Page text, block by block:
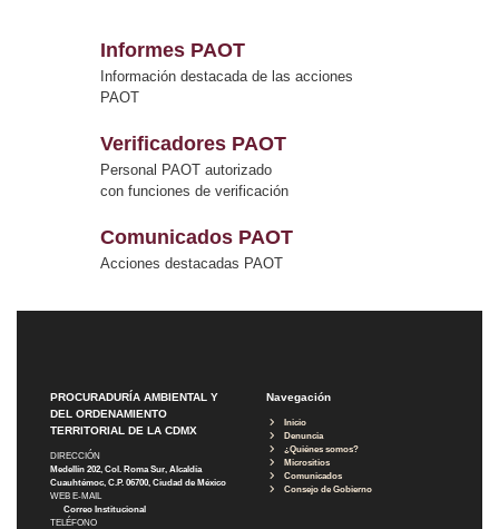
Informes PAOT
Información destacada de las acciones
PAOT
Verificadores PAOT
Personal PAOT autorizado
con funciones de verificación
Comunicados PAOT
Acciones destacadas PAOT
PROCURADURÍA AMBIENTAL Y
DEL ORDENAMIENTO
TERRITORIAL DE LA CDMX
DIRECCIÓN
Medellín 202, Col. Roma Sur, Alcaldía
Cuauhtémoc, C.P. 06700, Ciudad de México
WEB E-MAIL
Correo Institucional
TELÉFONO
Navegación
Inicio
Denuncia
¿Quiénes somos?
Micrositios
Comunicados
Consejo de Gobierno